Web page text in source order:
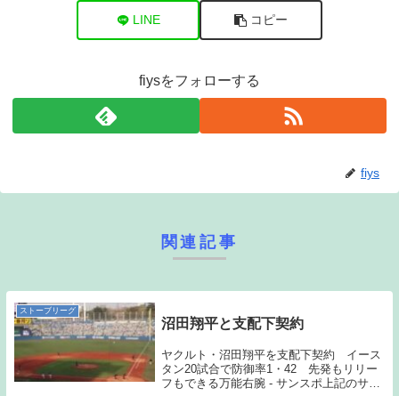
LINE コピー
fiysをフォローする
fiys
関連記事
ストーブリーグ
沼田翔平と支配下契約
ヤクルト・沼田翔平を支配下契約 イース
タン20試合で防御率1・42 先発もリリー
フもできる万能右腕 - サンスポ上記のサン